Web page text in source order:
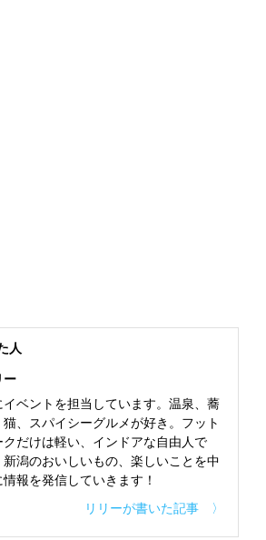
人
ー
イベントを担当しています。温泉、蕎
猫、スパイシーグルメが好き。フット
クだけは軽い、インドアな自由人で
新潟のおいしいもの、楽しいことを中
情報を発信していきます！
リリーが書いた記事 〉